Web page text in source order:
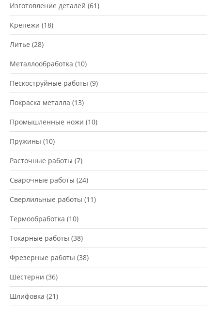
Изготовление деталей (61)
Крепежи (18)
Литье (28)
Металлообработка (10)
Пескоструйные работы (9)
Покраска металла (13)
Промышленные ножи (10)
Пружины (10)
Расточные работы (7)
Сварочные работы (24)
Сверлильные работы (11)
Термообработка (10)
Токарные работы (38)
Фрезерные работы (38)
Шестерни (36)
Шлифовка (21)